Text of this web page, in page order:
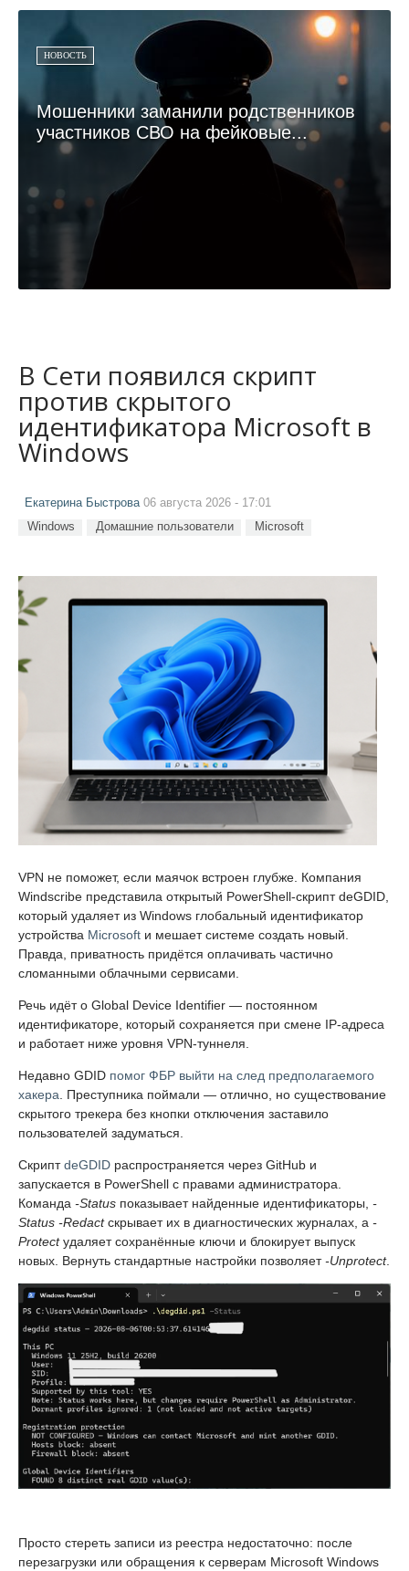
НОВОСТЬ
Мошенники заманили родственников
участников СВО на фейковые...
В Сети появился скрипт
против скрытого
идентификатора Microsoft в
Windows
Екатерина Быстрова06 августа 2026 - 17:01
Windows Домашние пользователи Microsoft
VPN не поможет, если маячок встроен глубже. Компания
Windscribe представила открытый PowerShell-скрипт deGDID,
который удаляет из Windows глобальный идентификатор
устройства Microsoft и мешает системе создать новый.
Правда, приватность придётся оплачивать частично
сломанными облачными сервисами.
Речь идёт о Global Device Identifier — постоянном
идентификаторе, который сохраняется при смене IP-адреса
и работает ниже уровня VPN-туннеля.
Недавно GDID помог ФБР выйти на след предполагаемого
хакера . Преступника поймали — отлично, но существование
скрытого трекера без кнопки отключения заставило
пользователей задуматься.
СкриптdeGDID распространяется через GitHub и
запускается в PowerShell с правами администратора.
Команда -Status показывает найденные идентификаторы, -
Status -Redactскрывает их в диагностических журналах, а -
Protectудаляет сохранённые ключи и блокирует выпуск
новых. Вернуть стандартные настройки позволяет-Unprotect.
Просто стереть записи из реестра недостаточно: после
перезагрузки или обращения к серверам Microsoft Windows